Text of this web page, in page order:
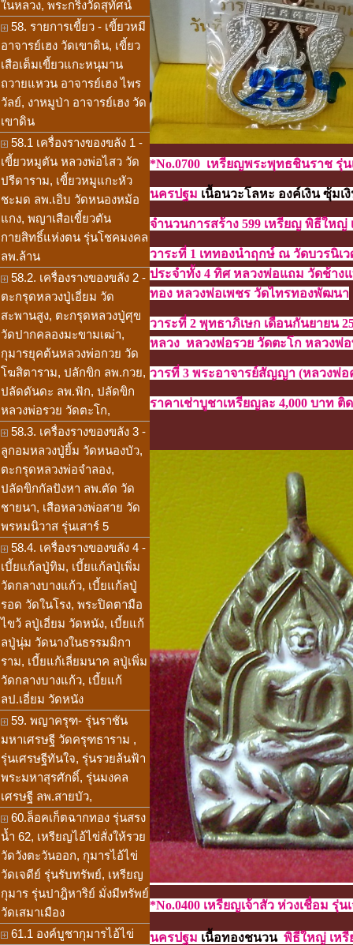
ในหลวง, พระกริ่งวัดสุทัศน์
58. รายการเขี้ยว - เขี้ยวหมี
อาจารย์เฮง วัดเขาดิน, เขี้ยว
เสือเต็มเขี้ยวแกะหนุมาน
ถวายแหวน อาจารย์เฮง ไพร
วัลย์, งาหมูป่า อาจารย์เฮง วัด
เขาดิน
58.1 เครื่องรางของขลัง 1 -
เขี้ยวหมูตัน หลวงพ่อไสว วัด
ปรีดาราม, เขี้ยวหมูแกะหัว
ชะมด ลพ.เอิบ วัดหนองหม้อ
แกง, พญาเสือเขี้ยวตัน
กายสิทธิ์แห่งตน รุ่นโชคมงคล
ลพ.ล้าน
58.2. เครื่องรางของขลัง 2 -
ตะกรุดหลวงปู่เอี่ยม วัด
สะพานสูง, ตะกรุดหลวงปู่ศุข
วัดปากคลองมะขามเฒ่า,
กุมารยุคต้นหลวงพ่อกวย วัด
โฆสิตาราม, ปลักขิก ลพ.กวย,
ปลัดดันดะ ลพ.ฟัก, ปลัดขิก
หลวงพ่อรวย วัดตะโก,
58.3. เครื่องรางของขลัง 3 -
ลูกอมหลวงปู่ยิ้ม วัดหนองบัว,
ตะกรุดหลวงพ่อจำลอง,
ปลัดขิกกัลปังหา ลพ.ตัด วัด
ชายนา, เสือหลวงพ่อสาย วัด
พรหมนิวาส รุ่นเสาร์ 5
58.4. เครื่องรางของขลัง 4 -
เบี้ยแก้ลปู่ทิม, เบี้ยแก้ลปุ่เพิ่ม
วัดกลางบางแก้ว, เบี้ยแก้ลปู่
รอด วัดในโรง, พระปิดตามือ
ไขว้ ลปู่เอี่ยม วัดหนัง, เบี้ยแก้
ลปู่นุ่ม วัดนางในธรรมมิกา
ราม, เบี้ยแก้เลี่ยมนาค ลปู่เพิ่ม
วัดกลางบางแก้ว, เบี้ยแก้
ลป.เอี่ยม วัดหนัง
59. พญาครุฑ- รุ่นราชัน
มหาเศรษฐี วัดครุฑธาราม ,
รุ่นเศรษฐีทันใจ, รุ่นรวยล้นฟ้า
พระมหาสุรศักดิ์, รุ่นมงคล
เศรษฐี ลพ.สายบัว,
60.ล็อคเก็ตฉากทอง รุ่นสรง
น้ำ 62, เหรียญไอ้ไข่สั่งให้รวย
วัดวังตะวันออก, กุมารไอ้ไข่
วัดเจดีย์ รุ่นรับทรัพย์, เหรียญ
กุมาร รุ่นปาฎิหาริย์ มั่งมีทรัพย์
วัดเสมาเมือง
61.1 องค์บูชากุมารไอ้ไข่
*No.0700 เหรียญพระพุทธชินราช รุ่
นครปฐม เนื้อนวะโลหะ องค์เงินซุ้มเ
จำนวนการสร้าง 599 เหรียญ พิธีใหญ่
วาระที่ 1 เททองนำฤกษ์ ณ วัดบวรนิเ
ประจำทั้ง 4 ทิศ หลวงพ่อแถม วัดช้า
ทอง หลวงพ่อเพชร วัดไทรทองพัฒนา
วาระที่ 2 พุทธาภิเษก เดือนกันยายน
หลวง หลวงพ่อรวย วัดตะโก หลวงพ่
วารที่ 3 พระอาจารย์สัญญา (หลวงพ่
ราคาเช่าบูชาเหรียญละ 4,000 บาท
*No.0400 เหรียญเจ้าสัว ห่วงเชื่อม
นครปฐม เนื้อทองชนวน พิธีใหญ่ เห